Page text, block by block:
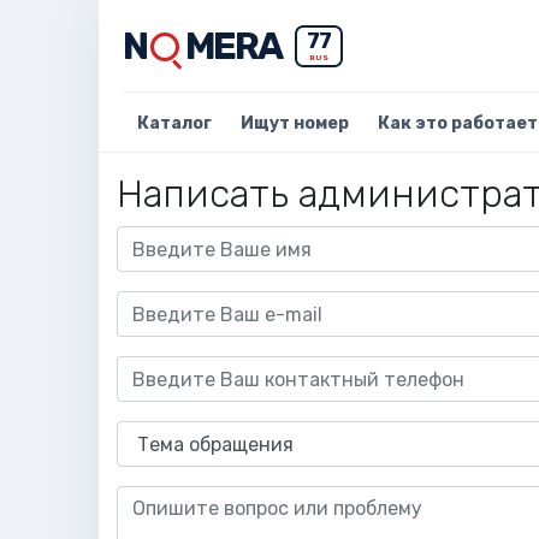
N MERA 77
RUS
Каталог Ищут номер Как это работает
Написать